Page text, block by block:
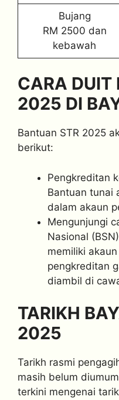
Bujang
RM 2500 dan
kebawah
CARA DUIT
2025 DI
Bantuan STR 2025
berikut:
Pengkreditan
Bantuan tunai
dalam akaun
Mengunjungi
Nasional
memiliki
pengkreditan
diambil di
TARIKH
2025
Tarikh rasmi
masih belum
terkini mengenai